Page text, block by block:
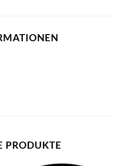
PRODUKTE